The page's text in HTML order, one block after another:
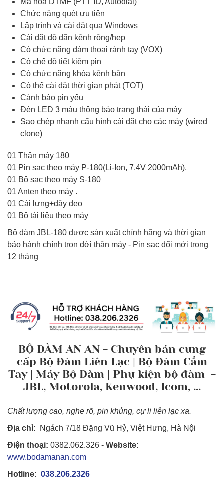
Chức năng quét ưu tiên
Lập trình và cài đặt qua Windows
Cài đặt độ dãn kênh rộng/hẹp
Có chức năng đàm thoại rảnh tay (VOX)
Có chế độ tiết kiệm pin
Có chức năng khóa kênh bận
Có thể cài đặt thời gian phát (TOT)
Cảnh báo pin yếu
Đèn LED 3 màu thông báo trạng thái của máy
Sao chép nhanh cấu hình cài đặt cho các máy (wired
clone)
01 Thân máy 180
01 Pin sạc theo máy P-180(Li-Ion, 7.4V 2000mAh).
01 Bộ sạc theo máy S-180
01 Anten theo máy .
01 Cài lưng+dây đeo
01 Bộ tài liệu theo máy
Bộ đàm JBL-180 được sản xuất chính hãng và thời gian
bảo hành chính trọn đời thân máy - Pin sạc đổi mới trong
12 tháng
BỘ ĐÀM AN AN - Chuyên bán cung
cấp Bộ Đàm Liên Lạc | Bộ Đàm Cầm
Tay | Máy Bộ Đàm | Phụ kiện bộ đàm -
JBL, Motorola, Kenwood, Icom, ...
Chất lượng cao, nghe rõ, pin khủng, cự li liên lạc xa.
Địa chỉ: Ngách 7/18 Đặng Vũ Hỷ, Việt Hưng, Hà Nội
Điện thoại: 0382.062.326 - Website:
www.bodamanan.com
Hotline: 038.206.2326